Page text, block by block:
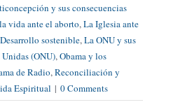
y sus consecuencias
vida ante el aborto, La Iglesia ante
sostenible, La ONU y sus
(ONU), Obama y los
de Radio, Reconciliación y
Espiritual | 0 Comments